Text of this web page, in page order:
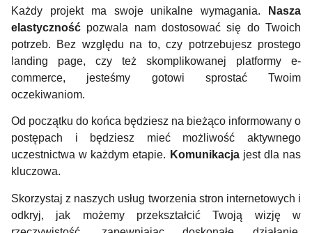
Każdy projekt ma swoje unikalne wymagania.
Nasza
elastyczność pozwala nam dostosować się do Twoich
potrzeb. Bez względu na to, czy potrzebujesz prostego
landing page, czy też skomplikowanej platformy e-
commerce, jesteśmy gotowi sprostać Twoim
oczekiwaniom.
Od początku do końca będziesz na bieżąco informowany o
postępach i będziesz mieć możliwość aktywnego
uczestnictwa w każdym etapie. Komunikacjajest dla nas
kluczowa.
Skorzystaj z naszych usług tworzenia stron internetowych i
odkryj, jak możemy przekształcić Twoją wizję w